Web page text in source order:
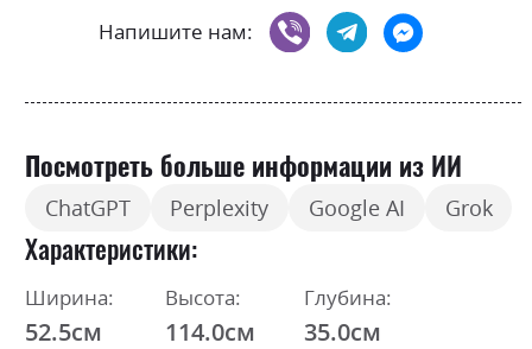
Напишите нам:
Посмотреть больше информации из ИИ
ChatGPT Perplexity Google AI Grok
Характеристики
Ширина:
52.5см
Высота:
114.0см
Глубина:
35.0см